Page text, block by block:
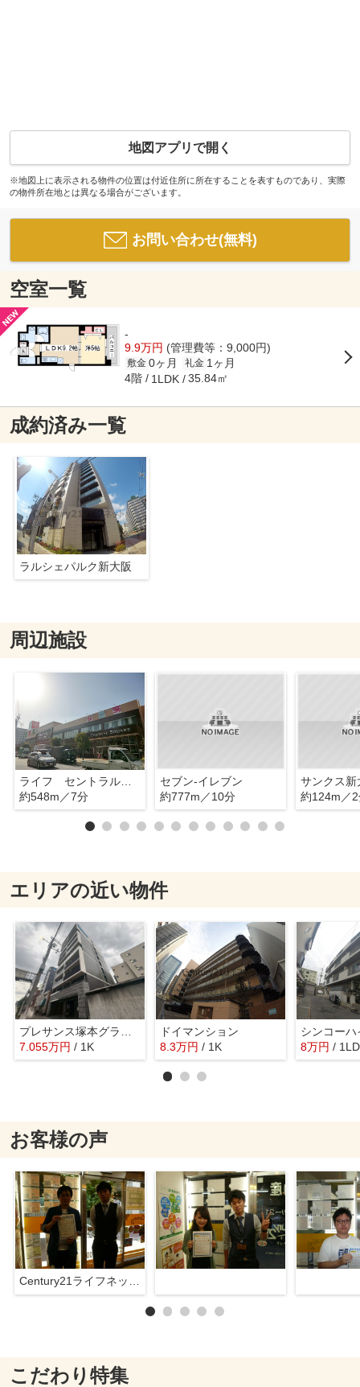
地図アプリで開く
※地図上に表示される物件の位置は付近住所に所在することを表すものであり、実際
の物件所在地とは異なる場合がございます。
お問い合わせ(無料)
空室一覧
-
9.9万円 (管理費等：9,000円)
敷金 0ヶ月 礼金 1ヶ月
4階 1LDK 35.84㎡
成約済み一覧
ラルシェパルク新大阪
周辺施設
ライフ セントラルスクエア西宮原店
約548m／7分
セブン-イレブン
約777m／10分
サンクス新
約124m／
エリアの近い物件
7.055万円 / 1K
ドイマンション
8.3万円 / 1K
シンコーハ
8万円 /
お客様の声
こだわり特集